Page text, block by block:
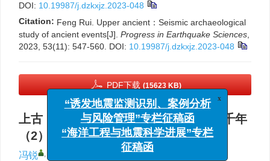
DOI: 10.19987/j.dzkxjz.2023-048
Citation: Feng Rui. Upper ancient：Seismic archaeological
study of ancient events[J]. Progress in Earthquake Sciences
2023, 53(11): 547-560. DOI: 10.19987/j.dzkxjz.2023-048
PDF下载 (15623 KB)
上古 · 魅力无穷在考古——漫步地震五千年
（2）
冯锐 ,
“诱发地震监测识别、案例分析
与风险管理”专栏征稿函
“海洋工程与地震科学进展”专栏
征稿函